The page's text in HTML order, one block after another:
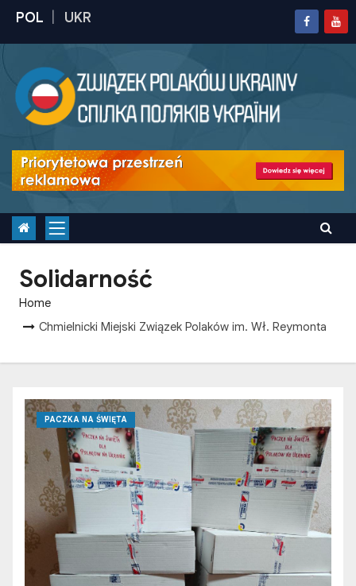
t
Solidarność
Home
Chmielnicki Miejski Związek Polaków im. Wł. Reymonta
PACZKA NA ŚWIĘTA